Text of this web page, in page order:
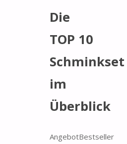
Die
TOP 10
Schminkset
im
Überblick
AngebotBestseller